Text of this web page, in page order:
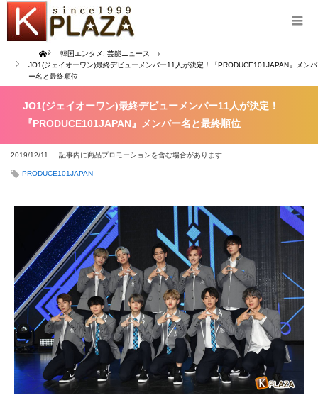
Home 韓国エンタメ
芸能ニュース
JO1(ジェイオーワン)最終デビューメンバー11人が決定！『PRODUCE101JAPAN』メンバ
ー名と最終順位
JO1(ジェイオーワン)最終デビューメンバー11人が決定！
『PRODUCE101JAPAN』メンバー名と最終順位
2019/12/11 記事内に商品プロモーションを含む場合があります
PRODUCE101JAPAN